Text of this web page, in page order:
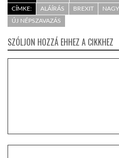
CÍMKE:
ALÁÍRÁS BREXIT
ÚJ NÉPSZAVAZÁS
SZÓLJON HOZZÁ EHHEZ A CIKKHEZ